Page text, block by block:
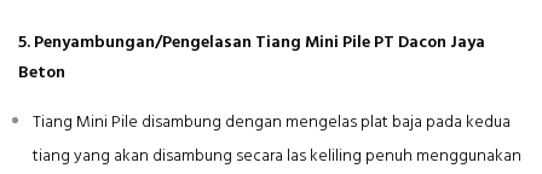
5. Penyambungan/Pengelasan Tiang Mini Pile PT Dacon Jaya
Beton
Tiang Mini Pile disambung dengan mengelas plat baja pada kedua
tiang yang akan disambung secara las keliling penuh menggunakan